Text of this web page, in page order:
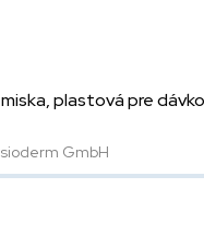
plastová pre
GmbH